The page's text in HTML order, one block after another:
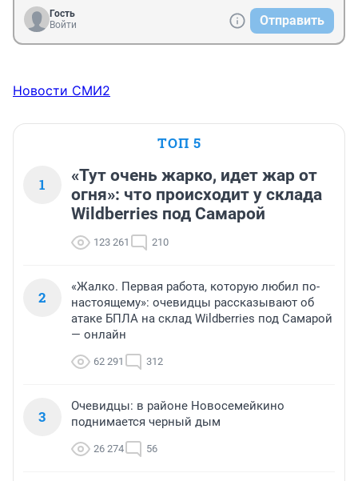
Гость
Войти
Отправить
Новости СМИ2
ТОП 5
1
«Тут очень жарко, идет жар от
огня»: что происходит у склада
Wildberries под Самарой
123 261 210
2
«Жалко. Первая работа, которую любил по-
настоящему»: очевидцы рассказывают об
атаке БПЛА на склад Wildberries под Самарой
— онлайн
62 291 312
3
Очевидцы: в районе Новосемейкино
поднимается черный дым
26 274 56